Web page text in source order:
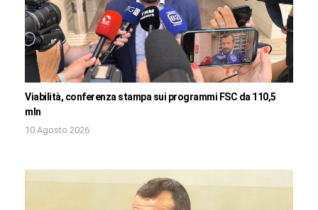
Viabilità, conferenza stampa sui programmi FSC da 110,5
mln
10 Agosto 2026